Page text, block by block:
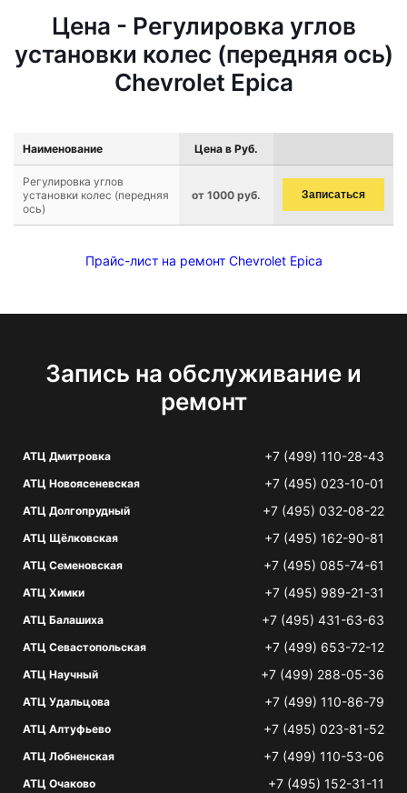
Цена - Регулировка углов
установки колес (передняя ось)
Chevrolet Epica
Наименование Цена в Руб.
Регулировка углов
установки колес (передняя
ось)
от 1000 руб. Записаться
Прайс-лист на ремонт Chevrolet Epica
Запись на обслуживание и
ремонт
АТЦ Дмитровка +7 (499) 110-28-43
АТЦ Новоясеневская +7 (495) 023-10-01
АТЦ Долгопрудный +7 (495) 032-08-22
АТЦ Щёлковская +7 (495) 162-90-81
АТЦ Семеновская +7 (495) 085-74-61
АТЦ Химки +7 (495) 989-21-31
АТЦ Балашиха +7 (495) 431-63-63
АТЦ Севастопольская +7 (499) 653-72-12
АТЦ Научный +7 (499) 288-05-36
АТЦ Удальцова +7 (499) 110-86-79
АТЦ Алтуфьево +7 (495) 023-81-52
АТЦ Лобненская +7 (499) 110-53-06
АТЦ Очаково +7 (495) 152-31-11